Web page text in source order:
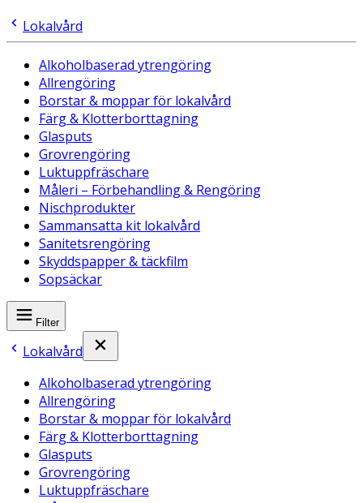
Lokalvård
Alkoholbaserad ytrengöring
Allrengöring
Borstar & moppar för lokalvård
Färg & Klotterborttagning
Glasputs
Grovrengöring
Luktuppfräschare
Måleri – Förbehandling & Rengöring
Nischprodukter
Sammansatta kit lokalvård
Sanitetsrengöring
Skyddspapper & täckfilm
Sopsäckar
Filter
Lokalvård
Alkoholbaserad ytrengöring
Allrengöring
Borstar & moppar för lokalvård
Färg & Klotterborttagning
Glasputs
Grovrengöring
Luktuppfräschare